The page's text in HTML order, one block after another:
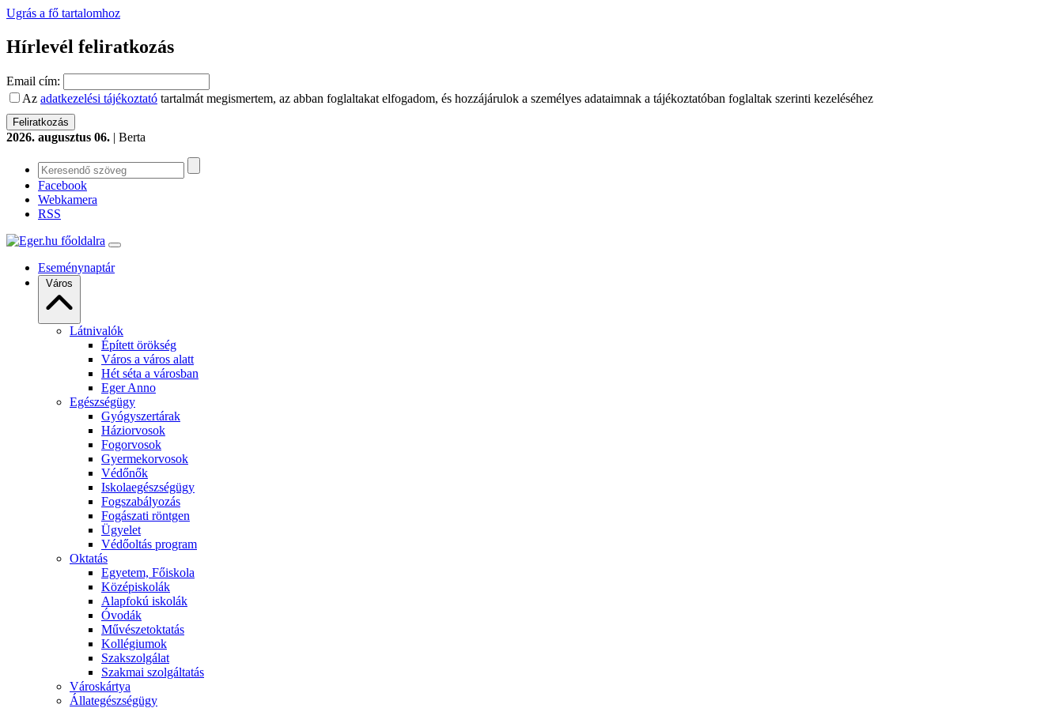
Ugrás a fő tartalomhoz
Hírlevél feliratkozás
Email cím:
Az adatkezelési tájékoztató tartalmát megismertem, az abban foglaltakat elfogadom, és hozzájárulok a személyes adataimnak a tájékoztatóban foglaltak szerinti kezeléséhez
2026. augusztus 06. | Berta
Facebook
Webkamera
RSS
Eseménynaptár
Város
Látnivalók
Épített örökség
Város a város alatt
Hét séta a városban
Eger Anno
Egészségügy
Gyógyszertárak
Háziorvosok
Fogorvosok
Gyermekorvosok
Védőnők
Iskolaegészségügy
Fogszabályozás
Fogászati röntgen
Ügyelet
Védőoltás program
Oktatás
Egyetem, Főiskola
Középiskolák
Alapfokú iskolák
Óvodák
Művészetoktatás
Kollégiumok
Szakszolgálat
Szakmai szolgáltatás
Városkártya
Állategészségügy